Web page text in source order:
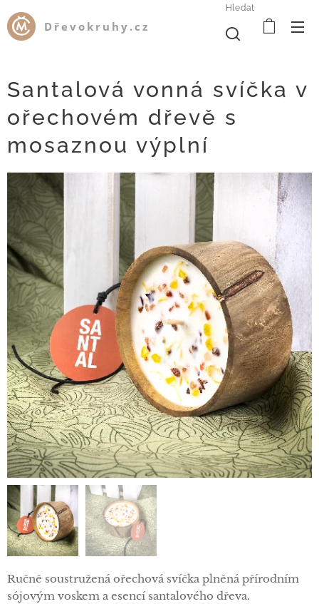
Dřevokruhy.cz
Hledat
Santalová vonná svíčka v
ořechovém dřevě s
mosaznou výplní
Ručně soustružená ořechová svíčka plněná přírodním
sójovým voskem a esencí santalového dřeva.